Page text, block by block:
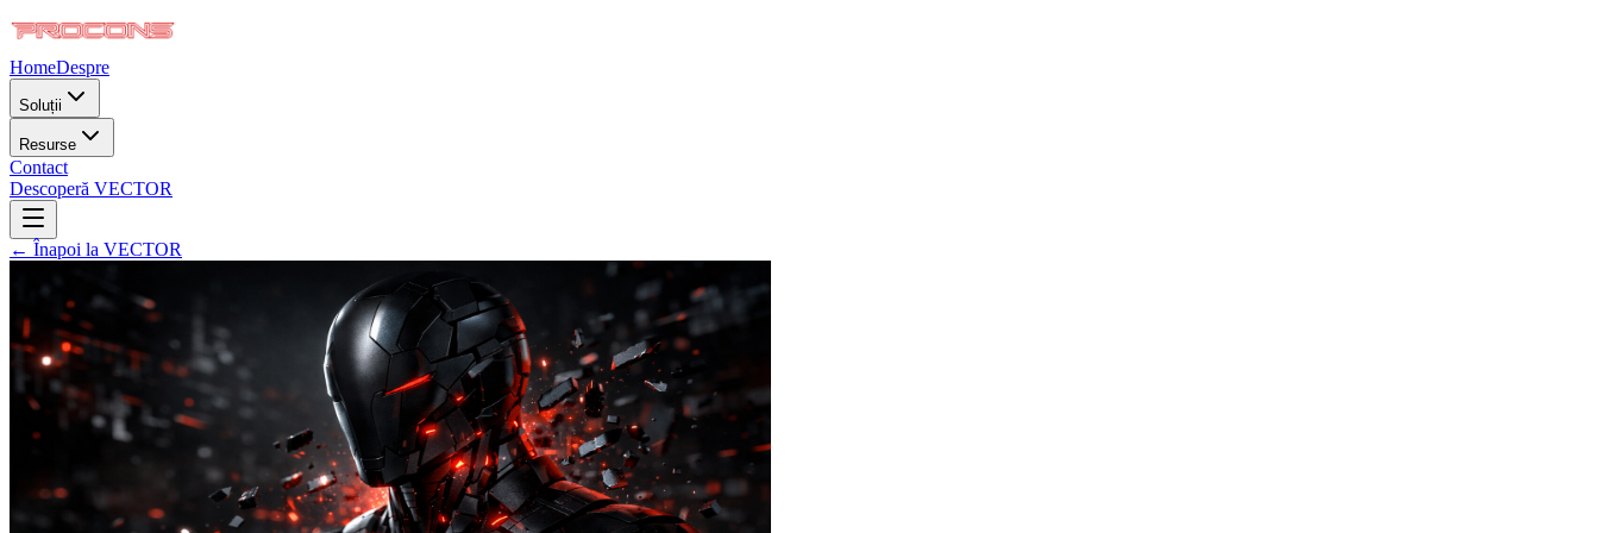
HomeDespre
Soluții
Resurse
Contact
Descoperă VECTOR
← Înapoi la VECTOR